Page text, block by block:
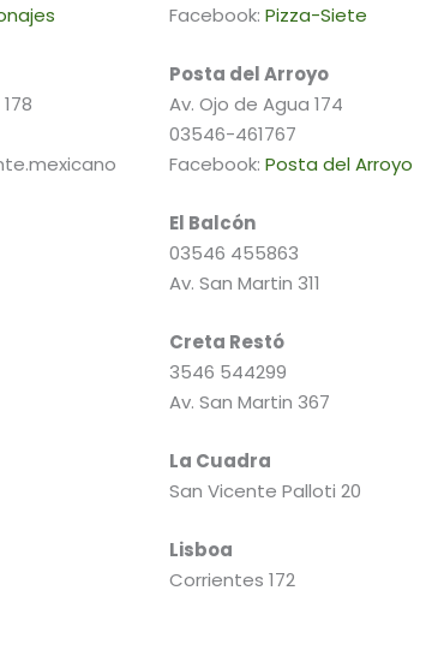
Facebook: Pizza-Siete
Posta del Arroyo
Av. Ojo de Agua 174
03546-461767
Facebook: Posta del Arroyo
El Balcón
03546 455863
Av. San Martin 311
Creta Restó
3546 544299
Av. San Martin 367
La Cuadra
San Vicente Palloti 20
Lisboa
Corrientes 172